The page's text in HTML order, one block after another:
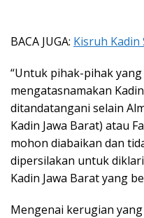
BACA JUGA: Kisruh Kadin
“Untuk pihak-pihak
mengatasnamakan
ditandatangani selain
Kadin Jawa Barat) atau
mohon diabaikan dan
dipersilakan untuk
Kadin Jawa Barat yang
Mengenai kerugian